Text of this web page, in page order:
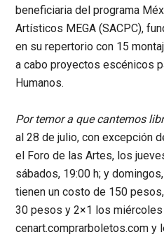
beneficiaria del programa
Artísticos MEGA (SACPC),
en su repertorio con 15
a cabo proyectos escénicos
Humanos.
Por temor a que cantemos
al 28 de julio, con excepción
el Foro de las Artes, los
sábados, 19:00 h; y
tienen un costo de 150
30 pesos y 2×1 los
cenart.comprarboletos.com y